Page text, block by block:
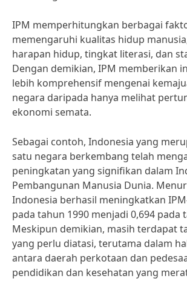
IPM memperhitungkan berbagai
memengaruhi kualitas hidup
harapan hidup, tingkat literasi, dan
Dengan demikian, IPM memberikan
lebih komprehensif mengenai
negara daripada hanya melihat
ekonomi semata.
Sebagai contoh, Indonesia yang
satu negara berkembang telah
peningkatan yang signifikan dalam
Pembangunan Manusia Dunia.
Indonesia berhasil meningkatkan
pada tahun 1990 menjadi 0,694 pada
Meskipun demikian, masih terdapat
yang perlu diatasi, terutama dalam
antara daerah perkotaan dan
pendidikan dan kesehatan yang